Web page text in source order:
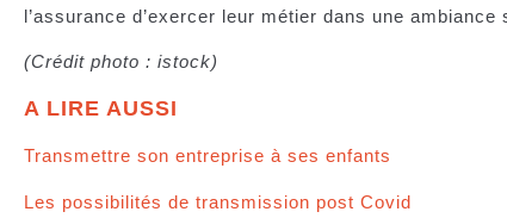
l’assurance d’exercer leur métier dans une
(Crédit photo : istock)
A LIRE AUSSI
Transmettre son entreprise à ses enfants
Les possibilités de transmission post Covid